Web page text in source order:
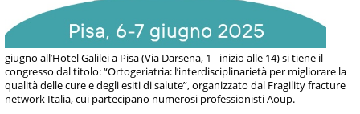
giugno all’Hotel Galilei a Pisa (Via Darsena, 1 - inizio alle 14) si tiene il
congresso dal titolo: “Ortogeriatria: l’interdisciplinarietà per migliorare la
qualità delle cure e degli esiti di salute”, organizzato dal Fragility fracture
network Italia, cui partecipano numerosi professionisti Aoup.